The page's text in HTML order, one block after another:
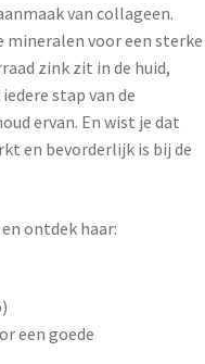
van collageen.
mineralen voor een sterke
zink zit in de huid,
stap van de
ervan. En wist je dat
en bevorderlijk is bij de
ontdek haar:
een goede